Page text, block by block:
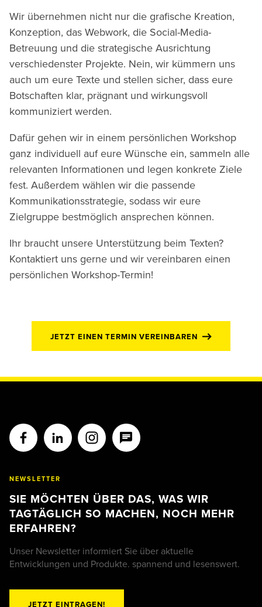
Wir übernehmen nicht nur die grafische Kreation,
Konzeption, das Webwork, die Social-Media-
Betreuung und die strategische Ausrichtung
verschiedenster Projekte. Nein, wir kümmern uns
auch um eure Texte und stellen sicher, dass eure
Botschaften klar, prägnant und wirkungsvoll
kommuniziert werden.
Dafür gehen wir in einem persönlichen Workshop
ganz individuell auf eure Wünsche ein, sammeln alle
relevanten Informationen und legen konkrete Ziele
fest. Außerdem wählen wir die passende
Kommunikationsstrategie, sodass wir eure
Zielgruppe bestmöglich ansprechen können.
Ihr braucht unsere Unterstützung beim Texten?
Kontaktiert uns gerne und wir vereinbaren einen
persönlichen Workshop-Termin!
JETZT EINEN TERMIN VEREINBAREN
NEWSLETTER
SIE MÖCHTEN ÜBER DAS, WAS WIR
TAGTÄGLICH SO MACHEN, NOCH MEHR
ERFAHREN?
Unser Newsletter informiert Sie über aktuelle
Entwicklungen und Produkte. spannend und lesenswert.
JETZT EINTRAGEN!